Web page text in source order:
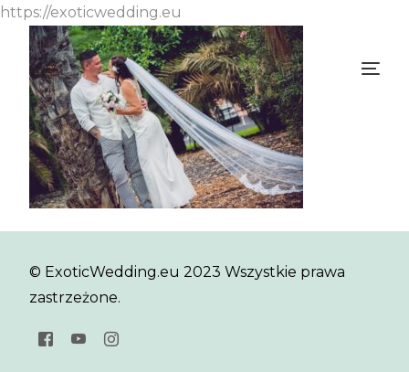
https://exoticwedding.eu
© ExoticWedding.eu 2023 Wszystkie prawa
zastrzeżone.